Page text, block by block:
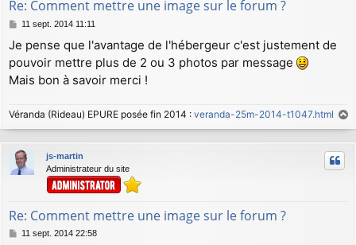
Re: Comment mettre une image sur le forum ?
M
s
s
a
g
11 sept. 2014 11:11
Je pense que l'avantage de l'hébergeur c'est justement de
pouvoir mettre plus de 2 ou 3 photos par message
Mais bon à savoir merci !
Véranda (Rideau) EPURE posée fin 2014 : veranda-25m-2014-t1047.html
a
u
js-martin
Administrateur du site
Re: Comment mettre une image sur le forum ?
M
11 sept. 2014 22:58